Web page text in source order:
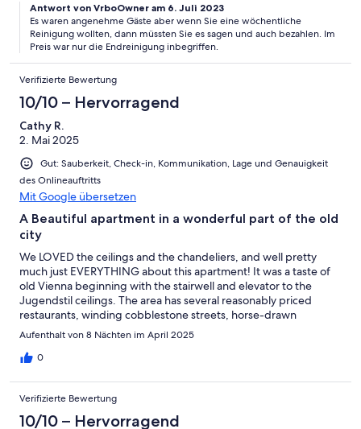
Antwort von VrboOwner am 6. Juli 2023
Es waren angenehme Gäste aber wenn Sie eine wöchentliche
Reinigung wollten, dann müssten Sie es sagen und auch bezahlen. Im
Preis war nur die Endreinigung inbegriffen.
Verifizierte Bewertung
10/10 – Hervorragend
Cathy R.
2. Mai 2025
Gut: Sauberkeit, Check-in, Kommunikation, Lage und Genauigkeit
des Onlineauftritts
Mit Google übersetzen
A Beautiful apartment in a wonderful part of the old
city
We LOVED the ceilings and the chandeliers, and well pretty
much just EVERYTHING about this apartment! It was a taste of
old Vienna beginning with the stairwell and elevator to the
Jugendstil ceilings. The area has several reasonably priced
restaurants, winding cobblestone streets, horse-drawn
carriages passing on a connecting street, a lovely
cookbook/spice store that even serves coffee & tea just around
the corner, and a wonderful bakery around the other corner. We
the best parts! The only down side was that the internet went
out the last two days of our stay.
Aufenthalt von 8 Nächten im April 2025
0
Verifizierte Bewertung
10/10 – Hervorragend